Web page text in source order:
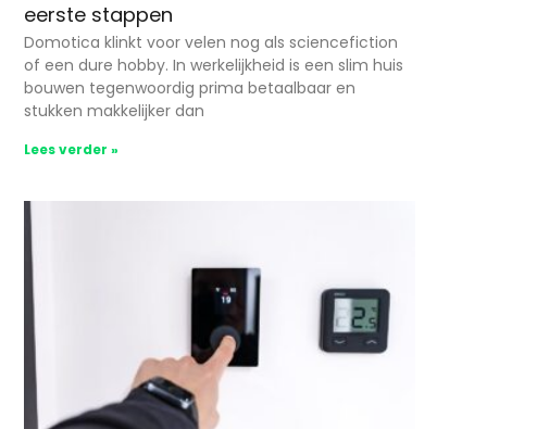
eerste stappen
Domotica klinkt voor velen nog als sciencefiction
of een dure hobby. In werkelijkheid is een slim huis
bouwen tegenwoordig prima betaalbaar en
stukken makkelijker dan
Lees verder »